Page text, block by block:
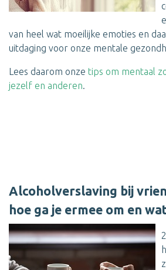
van heel wat moeilijke emoties en
uitdaging voor onze mentale
Lees daarom onze tips om mentaal
jezelf en anderen.
Alcoholverslaving bij
hoe ga je ermee om en